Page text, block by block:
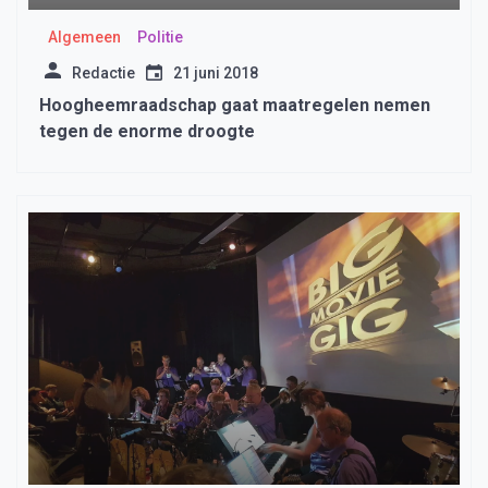
Algemeen Politie
Redactie 21 juni 2018
Hoogheemraadschap gaat maatregelen nemen
tegen de enorme droogte